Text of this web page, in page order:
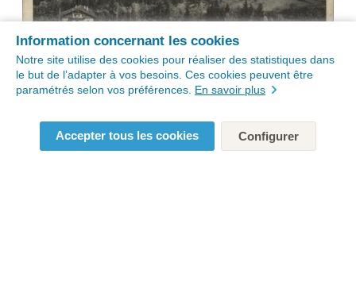
Information concernant les cookies
Notre site utilise des cookies pour réaliser des statistiques dans
le but de l’adapter à vos besoins. Ces cookies peuvent être
paramétrés selon vos préférences. En savoir plus
Accepter tous les cookies Configurer